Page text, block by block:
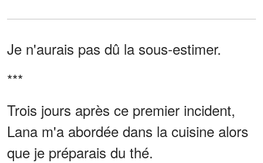
Je n'aurais pas dû la sous-estimer.
***
Trois jours après ce premier incident,
Lana m'a abordée dans la cuisine alors
que je préparais du thé.